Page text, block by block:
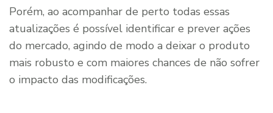
Porém, ao acompanhar de perto todas essas
atualizações é possível identificar e prever ações
do mercado, agindo de modo a deixar o produto
mais robusto e com maiores chances de não sofrer
o impacto das modificações.